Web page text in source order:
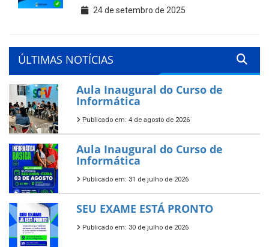
24 de setembro de 2025
ÚLTIMAS NOTÍCIAS
Aula Inaugural do Curso de
Informática
Publicado em: 4 de agosto de 2026
Aula Inaugural do Curso de
Informática
Publicado em: 31 de julho de 2026
SEU EXAME ESTÁ PRONTO
Publicado em: 30 de julho de 2026